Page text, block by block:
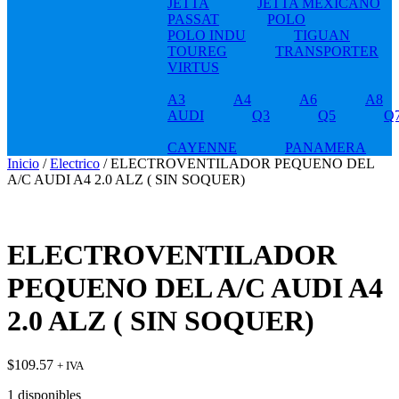
JETTA
JETTA MEXICANO
PASSAT
POLO
POLO INDU
TIGUAN
TOUREG
TRANSPORTER
VIRTUS
A3 A4 A6
A8
AUDI
Q3 Q5
CAYENNE
PANAMERA
Inicio /Electrico / ELECTROVENTILADOR PEQUENO DEL
A/C AUDI A4 2.0 ALZ ( SIN SOQUER)
ELECTROVENTILADOR
PEQUENO DEL A/C AUDI A4
2.0 ALZ ( SIN SOQUER)
$109.57 + IVA
1 disponibles